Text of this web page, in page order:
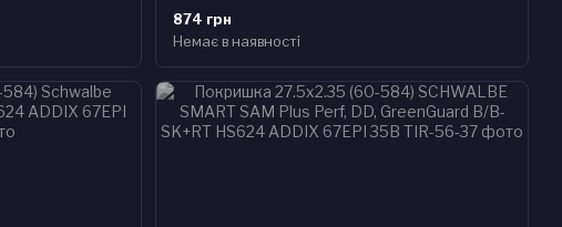
874 грн
Немає в наявності